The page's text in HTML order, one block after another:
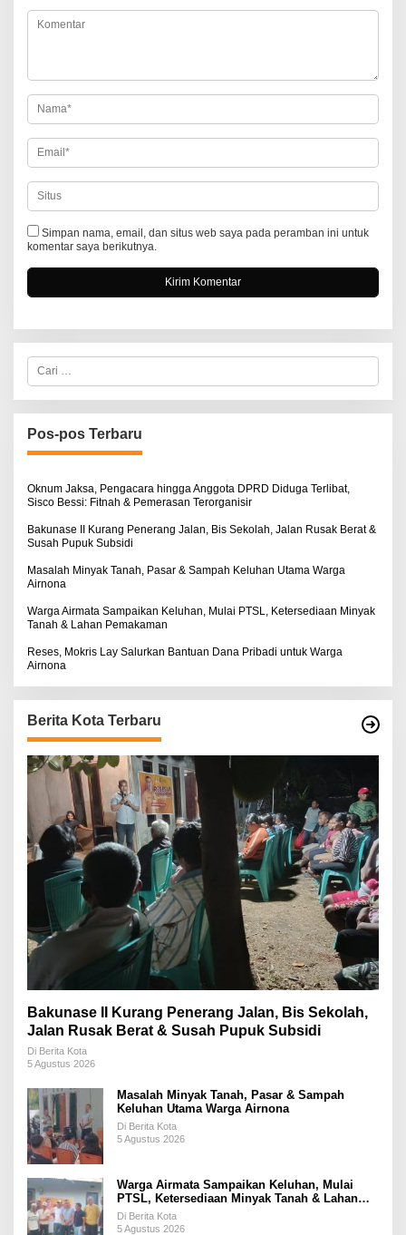
i
p
s
Simpan nama, email, dan situs web saya pada peramban ini untuk
komentar saya berikutnya.
C
r
i
u
n
u
:
Pos-pos Terbaru
Oknum Jaksa, Pengacara hingga Anggota DPRD Diduga Terlibat,
Sisco Bessi: Fitnah & Pemerasan Terorganisir
Bakunase II Kurang Penerang Jalan, Bis Sekolah, Jalan Rusak Berat &
Susah Pupuk Subsidi
Masalah Minyak Tanah, Pasar & Sampah Keluhan Utama Warga
Airnona
Warga Airmata Sampaikan Keluhan, Mulai PTSL, Ketersediaan Minyak
Tanah & Lahan Pemakaman
Reses, Mokris Lay Salurkan Bantuan Dana Pribadi untuk Warga
Airnona
Berita Kota Terbaru
Bakunase II Kurang Penerang Jalan, Bis Sekolah,
Jalan Rusak Berat & Susah Pupuk Subsidi
Di Berita Kota
5 Agustus 2026
Masalah Minyak Tanah, Pasar & Sampah
Keluhan Utama Warga Airnona
Di Berita Kota
5 Agustus 2026
Warga Airmata Sampaikan Keluhan, Mulai
PTSL, Ketersediaan Minyak Tanah & Lahan
Pemakaman
Di Berita Kota
5 Agustus 2026